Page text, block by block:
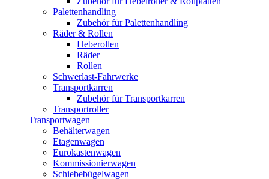
Palettenhandling
Zubehör für Palettenhandling
Räder & Rollen
Heberollen
Räder
Rollen
Schwerlast-Fahrwerke
Transportkarren
Zubehör für Transportkarren
Transportroller
Transportwagen
Behälterwagen
Etagenwagen
Eurokastenwagen
Kommissionierwagen
Schiebebügelwagen